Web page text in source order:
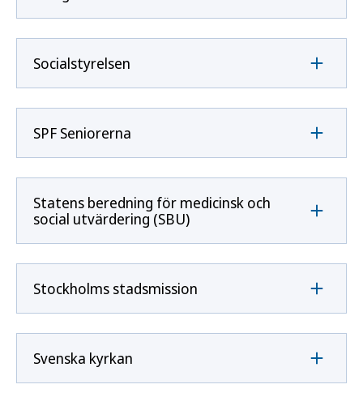
Socialstyrelsen
SPF Seniorerna
Statens beredning för medicinsk och
social utvärdering (SBU)
Stockholms stadsmission
Svenska kyrkan